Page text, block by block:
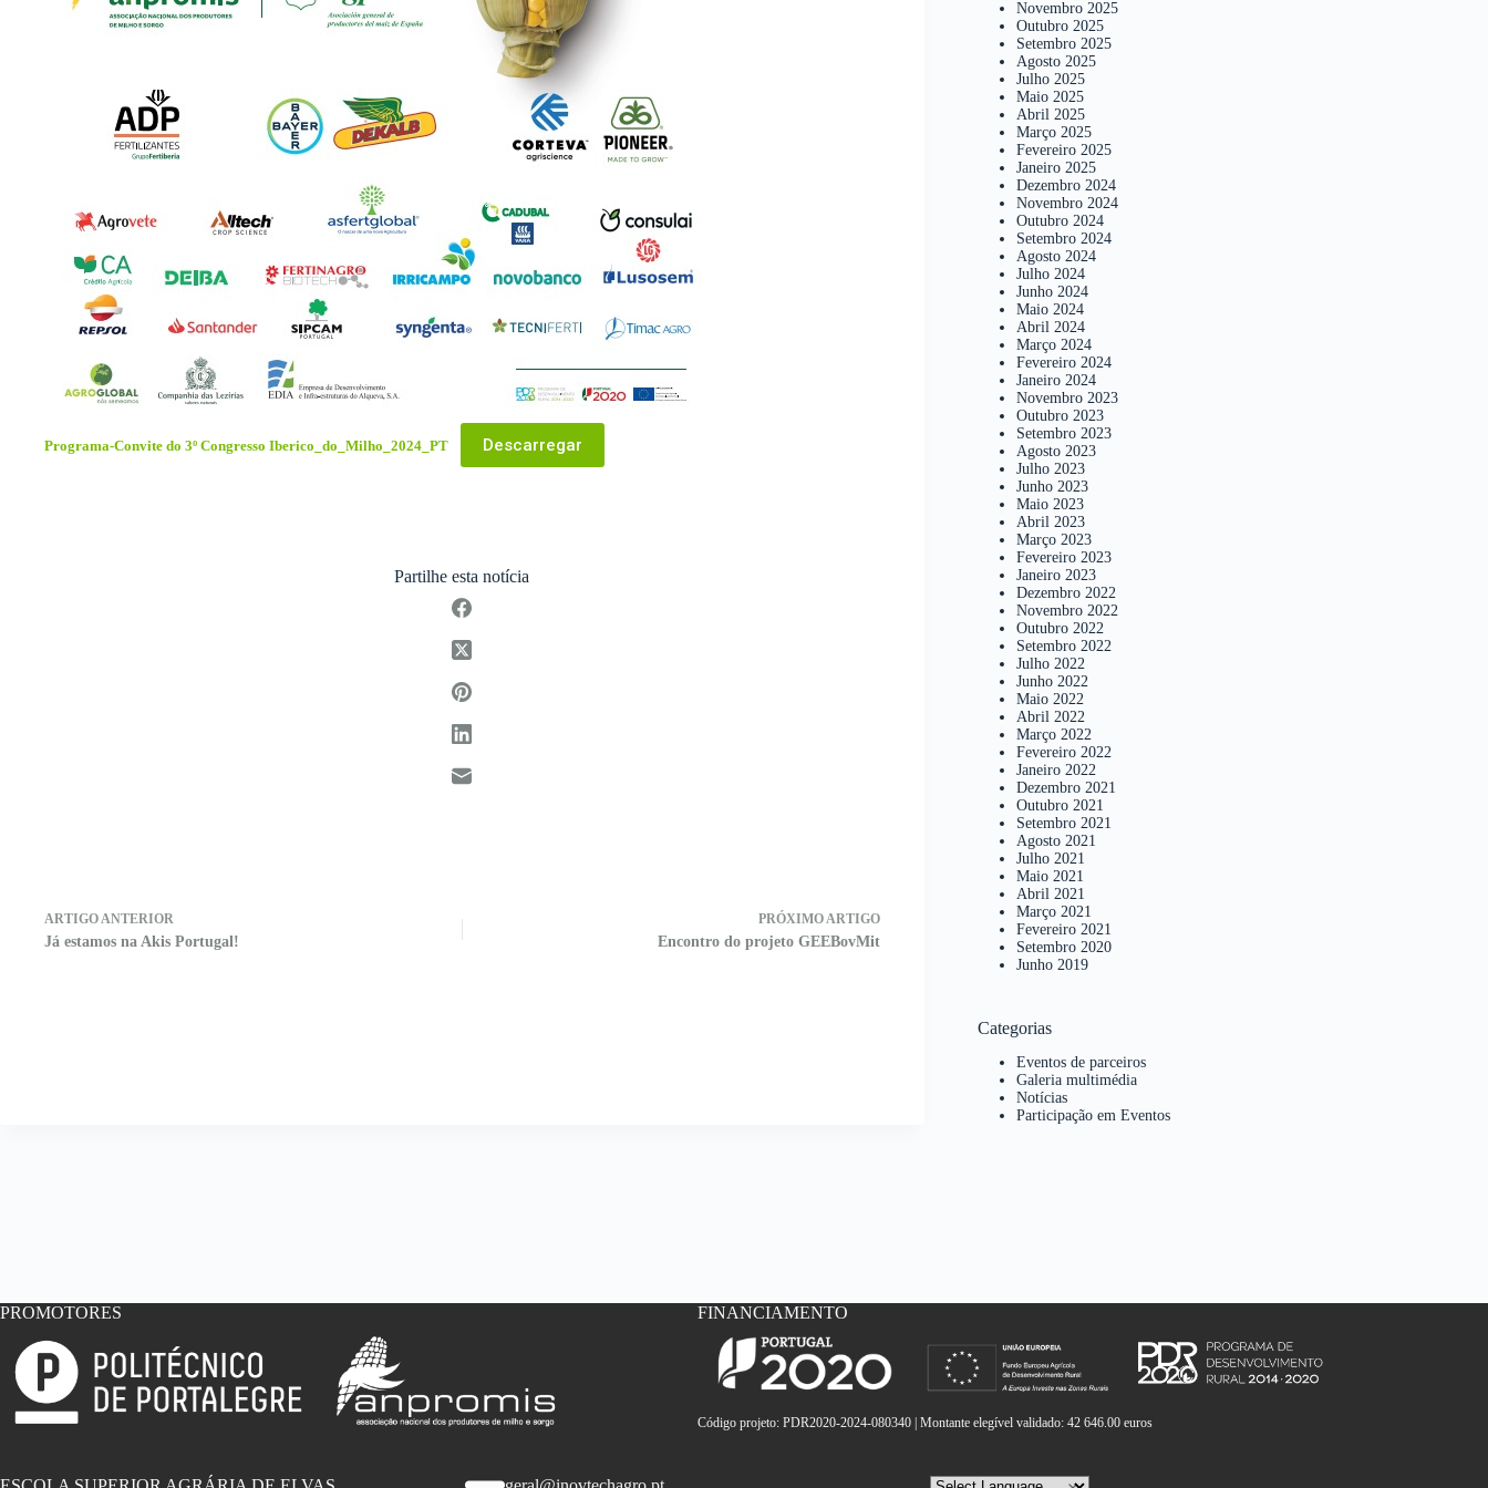
Programa-Convite do 3º Congresso Iberico_do_Milho_2024_PT Descarregar
Partilhe esta notícia
ARTIGOANTERIOR
Já estamos na Akis Portugal!
PRÓXIMOARTIGO
Encontro do projeto GEEBovMit
Novembro 2025
Outubro 2025
Setembro 2025
Agosto 2025
Julho 2025
Maio 2025
Abril 2025
Março 2025
Fevereiro 2025
Janeiro 2025
Dezembro 2024
Novembro 2024
Outubro 2024
Setembro 2024
Agosto 2024
Julho 2024
Junho 2024
Maio 2024
Abril 2024
Março 2024
Fevereiro 2024
Janeiro 2024
Novembro 2023
Outubro 2023
Setembro 2023
Agosto 2023
Julho 2023
Junho 2023
Maio 2023
Abril 2023
Março 2023
Fevereiro 2023
Janeiro 2023
Dezembro 2022
Novembro 2022
Outubro 2022
Setembro 2022
Julho 2022
Junho 2022
Maio 2022
Abril 2022
Março 2022
Fevereiro 2022
Janeiro 2022
Dezembro 2021
Outubro 2021
Setembro 2021
Agosto 2021
Julho 2021
Maio 2021
Abril 2021
Março 2021
Fevereiro 2021
Setembro 2020
Junho 2019
Categorias
Eventos de parceiros
Galeria multimédia
Notícias
Participação em Eventos
PROMOTORES FINANCIAMENTO
Código projeto: PDR2020-2024-080340 | Montante elegível validado: 42 646.00 euros